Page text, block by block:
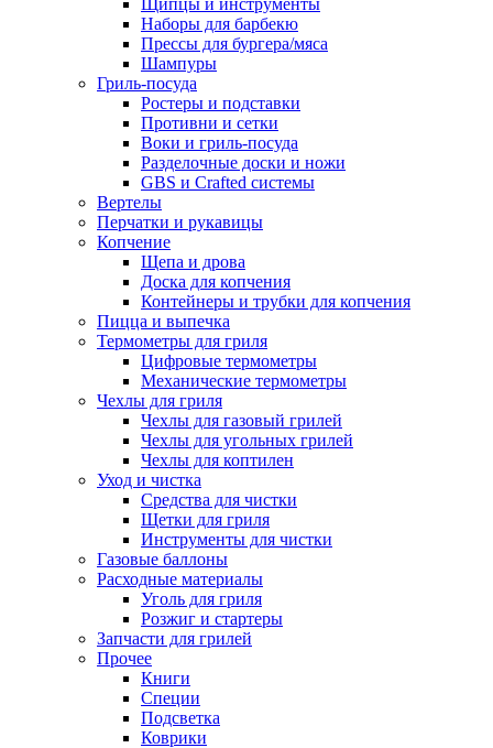
Наборы для барбекю
Прессы для бургера/мяса
Шампуры
Гриль-посуда
Ростеры и подставки
Противни и сетки
Воки и гриль-посуда
Разделочные доски и ножи
GBS и Crafted системы
Вертелы
Перчатки и рукавицы
Копчение
Щепа и дрова
Доска для копчения
Контейнеры и трубки для копчения
Пицца и выпечка
Термометры для гриля
Цифровые термометры
Механические термометры
Чехлы для гриля
Чехлы для газовый грилей
Чехлы для угольных грилей
Чехлы для коптилен
Уход и чистка
Средства для чистки
Щетки для гриля
Инструменты для чистки
Газовые баллоны
Расходные материалы
Уголь для гриля
Розжиг и стартеры
Запчасти для грилей
Прочее
Книги
Специи
Подсветка
Коврики